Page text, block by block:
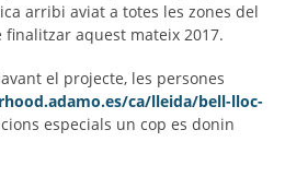
arribi aviat a totes les zones del
aquest mateix 2017.
el projecte, les persones
ca/lleida/bell-lloc-
especials un cop es donin